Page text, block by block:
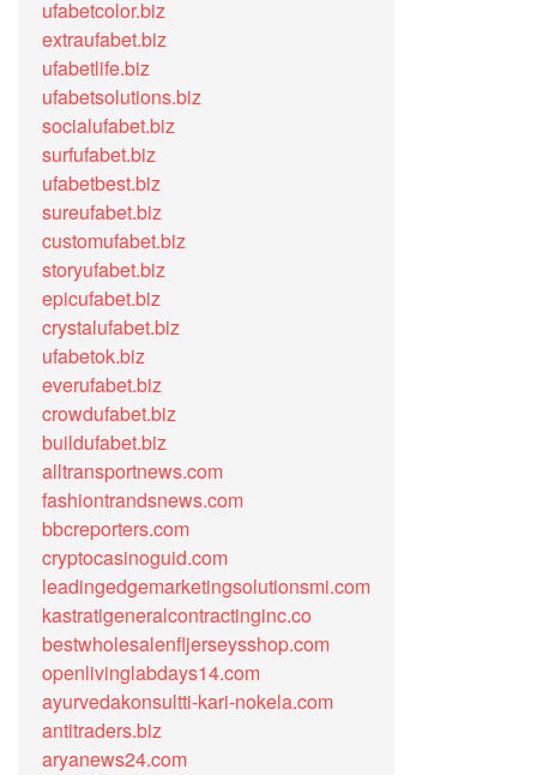
ufabetcolor.biz
extraufabet.biz
ufabetlife.biz
ufabetsolutions.biz
socialufabet.biz
surfufabet.biz
ufabetbest.biz
sureufabet.biz
customufabet.biz
storyufabet.biz
epicufabet.biz
crystalufabet.biz
ufabetok.biz
everufabet.biz
crowdufabet.biz
buildufabet.biz
alltransportnews.com
fashiontrandsnews.com
bbcreporters.com
cryptocasinoguid.com
leadingedgemarketingsolutionsmi.com
kastratigeneralcontractinginc.co
bestwholesalenfljerseysshop.com
openlivinglabdays14.com
ayurvedakonsultti-kari-nokela.com
antitraders.biz
aryanews24.com